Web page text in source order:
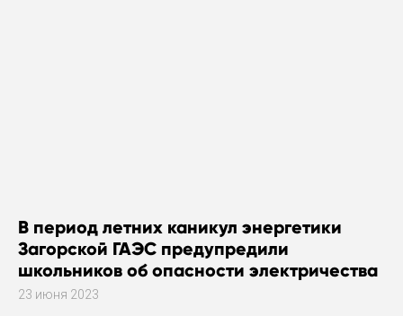
В период летних каникул энергетики
Загорской ГАЭС предупредили
школьников об опасности электричества
23 июня 2023